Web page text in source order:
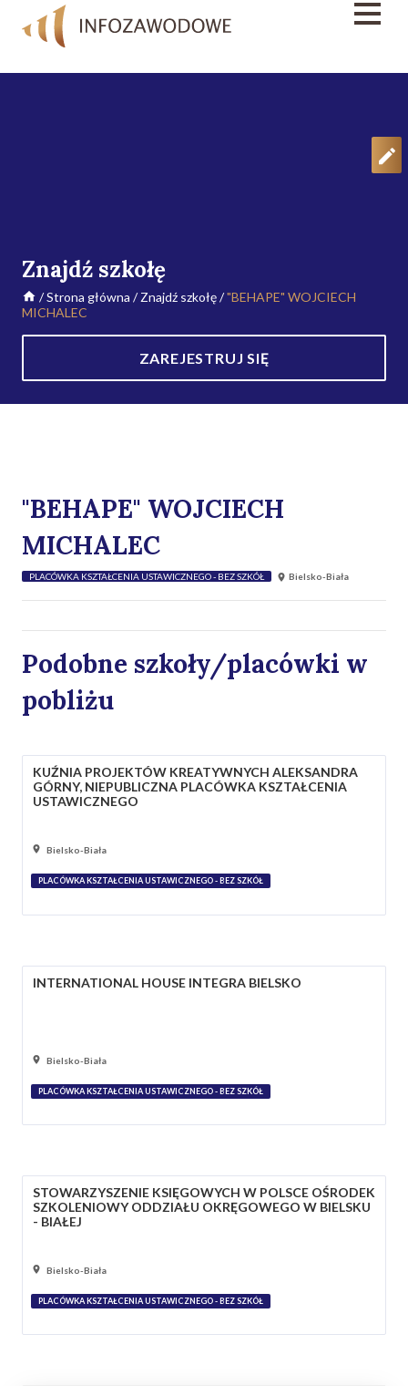
Znajdź szkołę
/Strona główna /Znajdź szkołę/"BEHAPE" WOJCIECH
MICHALEC
ZAREJESTRUJ SIĘ
"BEHAPE" WOJCIECH
MICHALEC
PLACÓWKA KSZTAŁCENIA USTAWICZNEGO - BEZ SZKÓŁ Bielsko-Biała
Podobne szkoły/placówki w
pobliżu
KUŹNIA PROJEKTÓW KREATYWNYCH ALEKSANDRA
GÓRNY, NIEPUBLICZNA PLACÓWKA KSZTAŁCENIA
USTAWICZNEGO
Bielsko-Biała
PLACÓWKA KSZTAŁCENIA USTAWICZNEGO - BEZ SZKÓŁ
INTERNATIONAL HOUSE INTEGRA BIELSKO
Bielsko-Biała
PLACÓWKA KSZTAŁCENIA USTAWICZNEGO - BEZ SZKÓŁ
STOWARZYSZENIE KSIĘGOWYCH W POLSCE OŚRODEK
SZKOLENIOWY ODDZIAŁU OKRĘGOWEGO W BIELSKU
- BIAŁEJ
Bielsko-Biała
PLACÓWKA KSZTAŁCENIA USTAWICZNEGO - BEZ SZKÓŁ